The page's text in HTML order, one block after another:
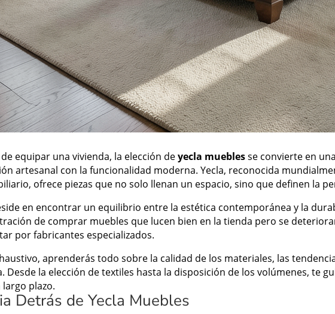
equipar una vivienda, la elección deyecla mueblesse convierte en
artesanal con la funcionalidad moderna. Yecla, reconocida
ofrece piezas que no solo llenan un espacio, sino que definen la
en encontrar un equilibrio entre la estética contemporánea y la
de comprar muebles que lucen bien en la tienda pero se
por fabricantes especializados.
aprenderás todo sobre la calidad de los materiales, las
Desde la elección de textiles hasta la disposición de los volúmenes, te
plazo.
Detrás de Yecla Muebles